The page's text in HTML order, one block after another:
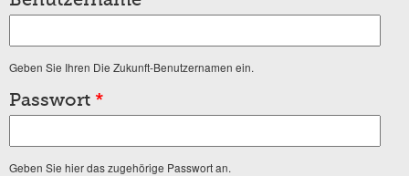
Geben Sie Ihren Die Zukunft-Benutzernamen ein.
Passwort *
Geben Sie hier das zugehörige Passwort an.